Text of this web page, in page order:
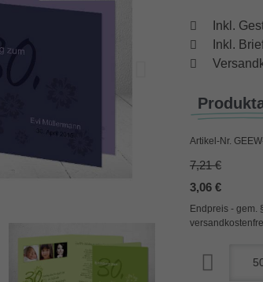
Inkl.
Inkl.
Artikel-Nr.
7,21 €
3,06 €
Endpreis - gem.